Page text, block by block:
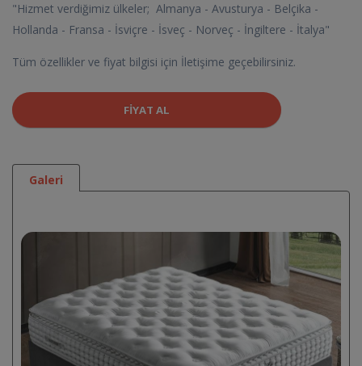
"Hizmet verdiğimiz ülkeler; Almanya - Avusturya - Belçika -
Hollanda - Fransa - İsviçre - İsveç - Norveç - İngiltere - İtalya"
Tüm özellikler ve fiyat bilgisi için İletişime geçebilirsiniz.
FIYAT AL
Galeri